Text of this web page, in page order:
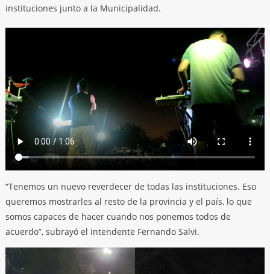
instituciones junto a la Municipalidad.
“Tenemos un nuevo reverdecer de todas las instituciones. Eso
queremos mostrarles al resto de la provincia y el país, lo que
somos capaces de hacer cuando nos ponemos todos de
acuerdo”, subrayó el intendente Fernando Salvi.